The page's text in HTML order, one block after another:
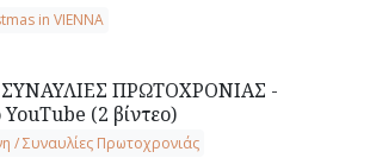
in VIENNA
ΠΡΩΤΟΧΡΟΝΙΑΣ -
(2 βίντεο)
/ Συναυλίες Πρωτοχρονιάς